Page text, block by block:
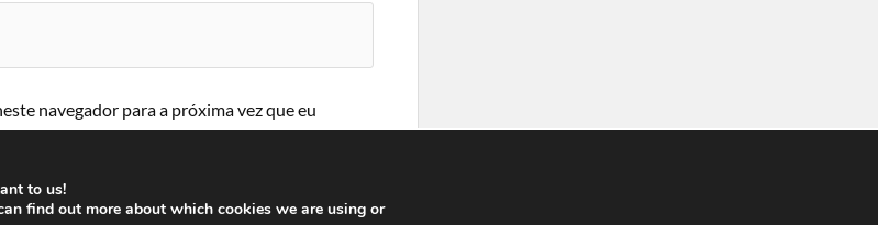
navegador para a próxima vez que eu
to us!
find out more about which cookies we are using or